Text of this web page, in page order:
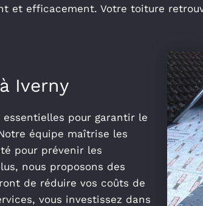
et efficacement. Votre toiture
Iverny
essentielles pour garantir le
équipe maîtrise les
pour prévenir les
nous proposons des
de réduire vos coûts de
vous investissez dans